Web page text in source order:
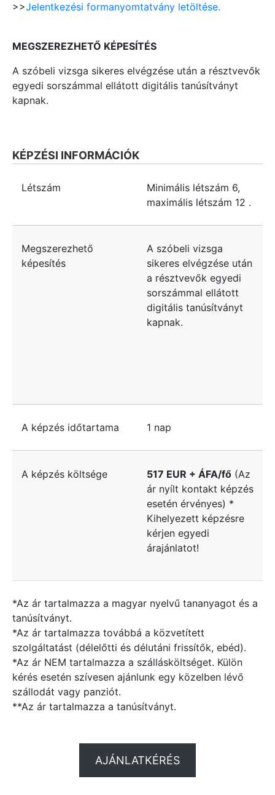
>>Jelentkezési formanyomtatvány letöltése.
MEGSZEREZHETŐ KÉPESÍTÉS
A szóbeli vizsga sikeres elvégzése után a résztvevők
egyedi sorszámmal ellátott digitális tanúsítványt
kapnak.
KÉPZÉSI INFORMÁCIÓK
Létszám Minimális létszám 6,
maximális létszám 12 .
Megszerezhető
képesítés
A szóbeli vizsga
sikeres elvégzése után
a résztvevők egyedi
sorszámmal ellátott
digitális tanúsítványt
kapnak.
A képzés időtartama 1 nap
A képzés költsége 517 EUR + ÁFA/fő (Az
ár nyílt kontakt képzés
esetén érvényes) *
Kihelyezett képzésre
kérjen egyedi
árajánlatot!
*Az ár tartalmazza a magyar nyelvű tananyagot és a
tanúsítványt.
*Az ár tartalmazza továbbá a közvetített
szolgáltatást (délelőtti és délutáni frissítők, ebéd).
*Az ár NEM tartalmazza a szállásköltséget. Külön
kérés esetén szívesen ajánlunk egy közelben lévő
szállodát vagy panziót.
**Az ár tartalmazza a tanúsítványt.
AJÁNLATKÉRÉS